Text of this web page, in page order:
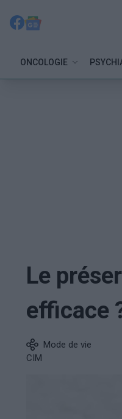
ONCOLOGIE
Le
efficace
Mode de vie
CIM